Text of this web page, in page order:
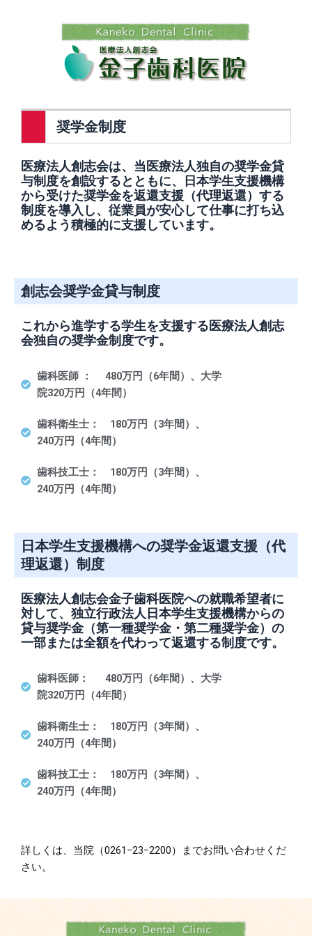
奨学金制度
医療法人創志会は、当医療法人独自の奨学金貸
与制度を創設するとともに、日本学生支援機構
から受けた奨学金を返還支援（代理返還）する
制度を導入し、従業員が安心して仕事に打ち込
めるよう積極的に支援しています。
創志会奨学金貸与制度
これから進学する学生を支援する医療法人創志
会独自の奨学金制度です。
歯科医師 ：
480万円（6年間）、大学
院320万円（4年間）
歯科衛生士： 180万円（3年間）、
240万円（4年間）
歯科技工士： 180万円（3年間）、
240万円（4年間）
日本学生支援機構への奨学金返還支援（代
理返還）制度
医療法人創志会金子歯科医院への就職希望者に
対して、独立行政法人日本学生支援機構からの
貸与奨学金（第一種奨学金・第二種奨学金）の
一部または全額を代わって返還する制度です。
歯科医師：
480万円（6年間）、大学
院320万円（4年間）
歯科衛生士： 180万円（3年間）、
240万円（4年間）
歯科技工士： 180万円（3年間）、
240万円（4年間）
詳しくは、当院（0261−23−2200）までお問い合わせくだ
さい。